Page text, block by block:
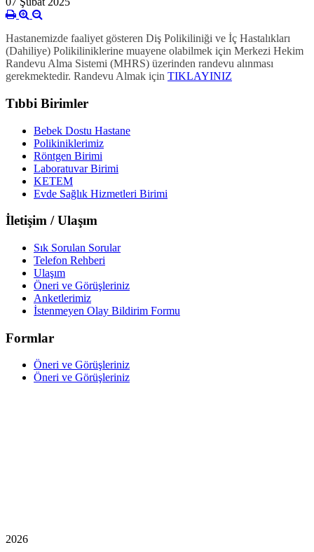
Hastanemizde faaliyet gösteren Diş Polikiliniği ve İç Hastalıkları
(Dahiliye) Polikiliniklerine muayene olabilmek için Merkezi Hekim
Randevu Alma Sistemi (MHRS) üzerinden randevu alınması
gerekmektedir. Randevu Almak için TIKLAYINIZ
Tıbbi Birimler
Bebek Dostu Hastane
Polikiniklerimiz
Röntgen Birimi
Laboratuvar Birimi
KETEM
Evde Sağlık Hizmetleri Birimi
İletişim / Ulaşım
Sık Sorulan Sorular
Telefon Rehberi
Ulaşım
Öneri ve Görüşleriniz
Anketlerimiz
İstenmeyen Olay Bildirim Formu
Formlar
Öneri ve Görüşleriniz
Öneri ve Görüşleriniz
2026